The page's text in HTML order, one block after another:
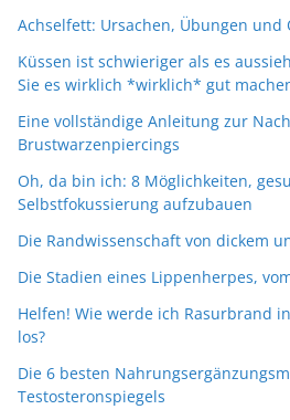
Achselfett: Ursachen, Übungen und
Küssen ist schwieriger als es
Sie es wirklich *wirklich* gut
Eine vollständige Anleitung zur
Brustwarzenpiercings
Oh, da bin ich: 8 Möglichkeiten,
Selbstfokussierung aufzubauen
Die Randwissenschaft von dickem
Die Stadien eines Lippenherpes,
Helfen! Wie werde ich Rasurbrand
los?
Die 6 besten
Testosteronspiegels